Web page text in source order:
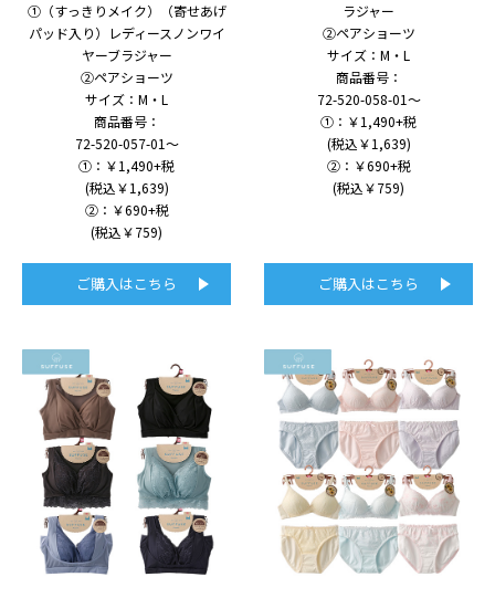
①（すっきりメイク）（寄せあげ
パッド入り）レディースノンワイ
ヤーブラジャー
②ペアショーツ
サイズ：M・L
商品番号：
72-520-057-01～
①：￥1,490+税
(税込￥1,639)
②：￥690+税
(税込￥759)
ご購入はこちら
ラジャー
②ペアショーツ
サイズ：M・L
商品番号：
72-520-058-01～
①：￥1,490+税
(税込￥1,639)
②：￥690+税
(税込￥759)
ご購入はこちら